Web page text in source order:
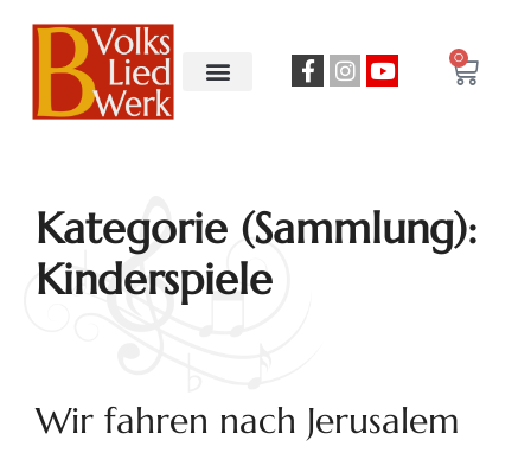
0
Kategorie (Sammlung):
Kinderspiele
Wir fahren nach Jerusalem